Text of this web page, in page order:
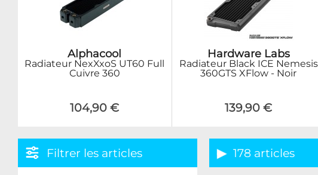
Alphacool
Radiateur NexXxoS UT60 Full
Cuivre 360
104,90 €
Hardware Labs
Radiateur Black ICE Nemesis
360GTS XFlow - Noir
139,90 €
Filtrer les articles 178 articles